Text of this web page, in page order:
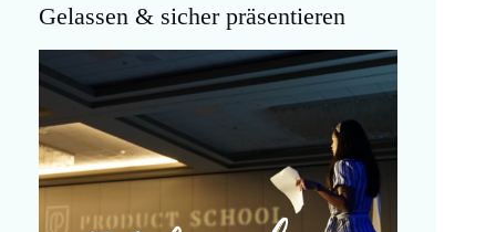
Gelassen & sicher präsentieren